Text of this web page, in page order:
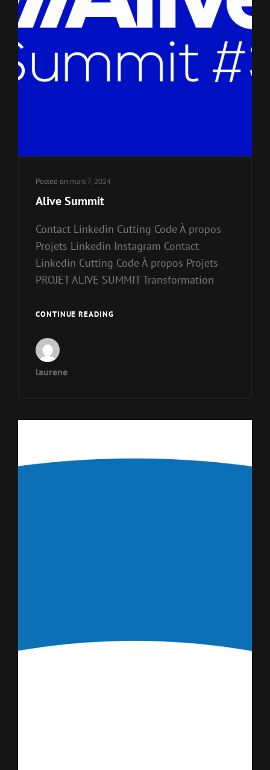
Posted on mars 7, 2024
Alive Summit
Contact Linkedin Cutting Code À propos
Projets Linkedin Instagram Contact
Linkedin Cutting Code À propos Projets
PROJET ALIVE SUMMIT Transformation
CONTINUE READING
laurene